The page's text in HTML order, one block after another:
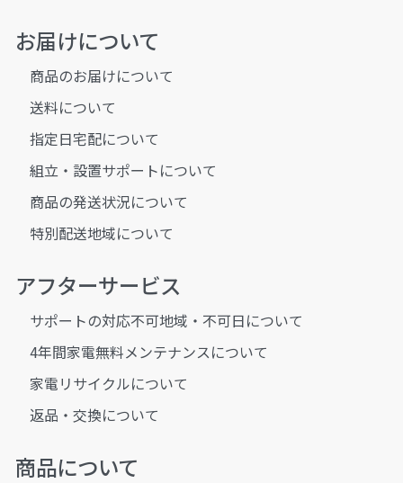
お届けについて
商品のお届けについて
送料について
指定日宅配について
組立・設置サポートについて
商品の発送状況について
特別配送地域について
アフターサービス
サポートの対応不可地域・不可日について
4年間家電無料メンテナンスについて
家電リサイクルについて
返品・交換について
商品について